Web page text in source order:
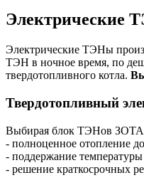
Электрические
Электрические ТЭНы
ТЭН в ночное время, по
твердотопливного котла.
Твердотопливный
Выбирая блок ТЭНов ЗОТА
- полноценное отопление
- поддержание
- решение краткосрочных